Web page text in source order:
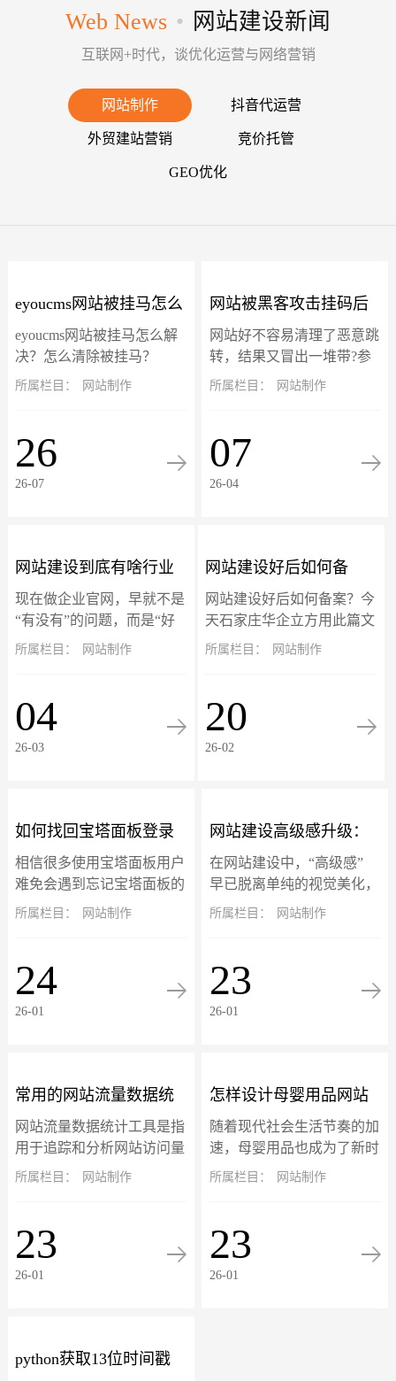
Web News • 网站建设新闻
互联网+时代，谈优化运营与网络营销
网站制作 抖音代运营
外贸建站营销 竞价托管
GEO优化
eyoucms网站被挂马怎么
解决？怎么清除被挂
马？
eyoucms网站被挂马怎么解
决？怎么清除被挂马？
eyoucms网站被挂马后一直
马！此篇文章以eyoucms开
源系...
所属栏目： 网站制作
26
26-07
网站被黑客攻击挂码后
冒出了一堆带"?参数"的
虚假页面怎么解决？
网站好不容易清理了恶意跳
转，结果又冒出一堆带?参
数的虚假页面，确实让人头
擎（如百度）在你网站被攻
击期间抓取并...
所属栏目： 网站制作
07
26-04
网站建设到底有啥行业
标准？别再被低价建站
坑惨了！
现在做企业官网，早就不是
“有没有”的问题，而是“好
不好用、能不能赚钱、够不
的入口、跟客户打交道的核
心阵地。可市面...
所属栏目： 网站制作
04
26-03
网站建设好后如何备
案？个人与企业网站备
案流程详解
网站建设好后如何备案？今
天石家庄华企立方用此篇文
章详细介绍备案流程，适用
营主体的真实性和可追溯
性。根据工信部最新...
所属栏目： 网站制作
20
26-02
如何找回宝塔面板登录
地址、账号和密码？
相信很多使用宝塔面板用户
难免会遇到忘记宝塔面板的
登录地址、账号或密码忘记
回的，以服务器 root 用户登
录命令行...
所属栏目： 网站制作
24
26-01
网站建设高级感升级：
三大核心设计趋势落地
指南
在网站建设中，“高级感”
早已脱离单纯的视觉美化，
升级为 “质感体验 + 情感共
门设计趋势，不仅是头部品
牌...
所属栏目： 网站制作
23
26-01
常用的网站流量数据统
计工具
网站流量数据统计工具是指
用于追踪和分析网站访问量
的工具。这些工具收集和分
量、用户行为、转化率等，
以帮助网站管理员...
所属栏目： 网站制作
23
26-01
怎样设计母婴用品网站
模板的横幅？
随着现代社会生活节奏的加
速，母婴用品也成为了新时
代的产品之一。因此，越来
新手妈妈都可以在网络上找
到适合自己和孩子...
所属栏目： 网站制作
23
26-01
python获取13位时间戳